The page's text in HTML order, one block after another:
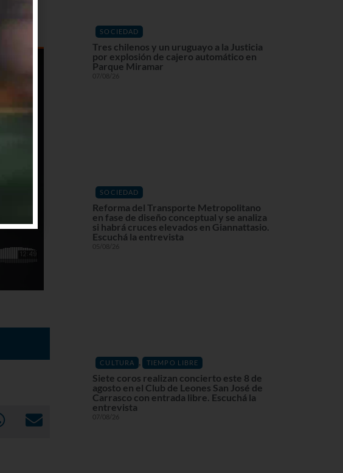
SOCIEDAD
Tres chilenos y un uruguayo a la Justicia
por explosión de cajero automático en
Parque Miramar
07/08/26
SOCIEDAD
Reforma del Transporte Metropolitano
en fase de diseño conceptual y se analiza
si habrá cruces elevados en Giannattasio.
Escuchá la entrevista
05/08/26
CULTURA , TIEMPO LIBRE
Siete coros realizan concierto este 8 de
agosto en el Club de Leones San José de
Carrasco con entrada libre. Escuchá la
entrevista
07/08/26